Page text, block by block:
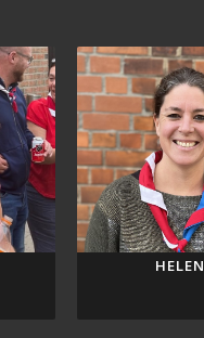
HELEN